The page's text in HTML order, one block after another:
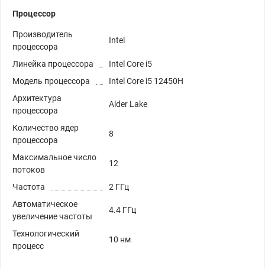
Процессор
Производитель
процессора
Intel
Линейка процессора
Intel Core i5
Модель процессора
Intel Core i5 12450H
Архитектура
процессора
Alder Lake
Количество ядер
процессора
8
Максимальное число
потоков
12
Частота
2 ГГц
Автоматическое
увеличение частоты
4.4 ГГц
Технологический
процесс
10 нм